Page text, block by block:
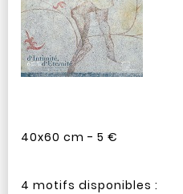
40x60 cm - 5 €
4 motifs disponibles :